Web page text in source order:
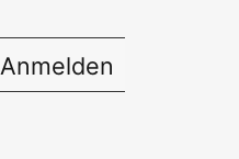
Anmelden